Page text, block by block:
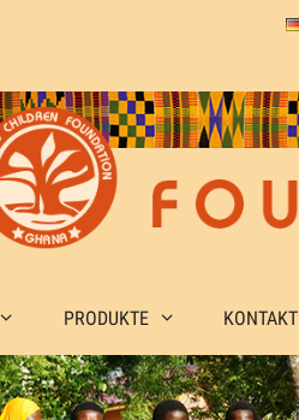
PRODUKTE KONTAKT